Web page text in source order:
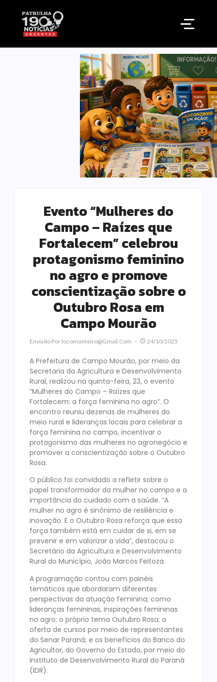
Evento “Mulheres do
Campo – Raízes que
Fortalecem” celebrou
protagonismo feminino
no agro e promove
conscientização sobre o
Outubro Rosa em
Campo Mourão
Enviado Por Locomonteiro@gmail.com 24/10/2025
A Prefeitura de Campo Mourão, por meio da
Secretaria da Agricultura e Desenvolvimento
Rural, realizou na quinta-feira, 23, o evento
“Mulheres do Campo – Raízes que
Fortalecem: a força feminina no agro”. O
encontro reuniu dezenas de mulheres do
meio rural e lideranças locais para celebrar a
força feminina no campo, incentivar o
protagonismo das mulheres no agronegócio e
promover a conscientização sobre o Outubro
Rosa.
O público foi convidado a refletir sobre o
papel transformador da mulher no campo e a
importância do cuidado com a saúde. “A
mulher no agro é sinônimo de resiliência e
inovação. E o Outubro Rosa reforça que essa
força também está em cuidar de si, em se
prevenir e em valorizar a vida”, destacou o
Secretário da Agricultura e Desenvolvimento
Rural do Município, João Marcos Feitoza.
A programação contou com painéis
temáticos que abordaram diferentes
perspectivas da atuação feminina; como
lideranças femininas, inspirações femininas
no agro; o próprio tema Outubro Rosa; a
oferta de cursos por meio de representantes
do Senar Paraná; e os benefícios do Banco do
Agricultor, do Governo do Estado, por meio do
Instituto de Desenvolvimento Rural do Paraná
(IDR).